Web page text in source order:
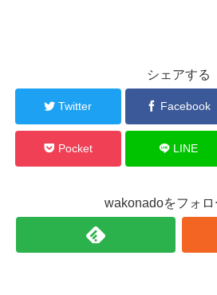
シェアする
Twitter Facebook
Pocket LINE
wakonadoをフォロ